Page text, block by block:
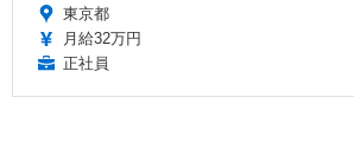
東京都
月給32万円
正社員